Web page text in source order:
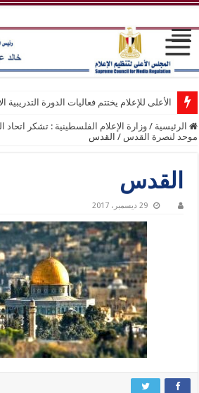
الأعلى للإعلام يختتم فعاليات الدورة التدريبية
الرئيسية / وزارة الإعلام الفلسطينية : تشكر
موحد لنصرة القدس / القدس
القدس
29 ديسمبر، 2017